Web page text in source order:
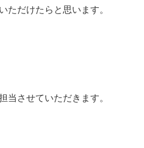
ただけたらと思います。
当させていただきます。